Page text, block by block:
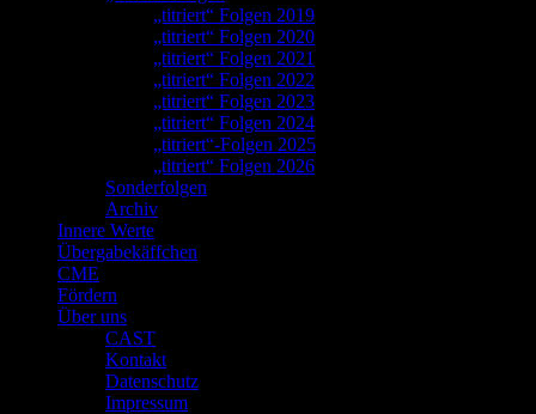
„titriert“ Folgen 2019
„titriert“ Folgen 2020
„titriert“ Folgen 2021
„titriert“ Folgen 2022
„titriert“ Folgen 2023
„titriert“ Folgen 2024
„titriert“-Folgen 2025
„titriert“ Folgen 2026
Sonderfolgen
Archiv
Innere Werte
Übergabekäffchen
CME
Fördern
Über uns
CAST
Kontakt
Datenschutz
Impressum